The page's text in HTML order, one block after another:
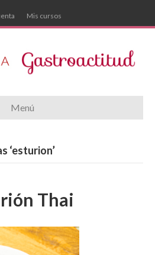
Mis cursos
Menú
‘esturion’
Thai